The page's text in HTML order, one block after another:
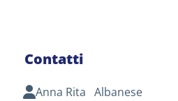
Contatti
Anna Rita Albanese